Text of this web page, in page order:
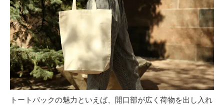
トートバックの魅力といえば、開口部が広く荷物を出し入れ